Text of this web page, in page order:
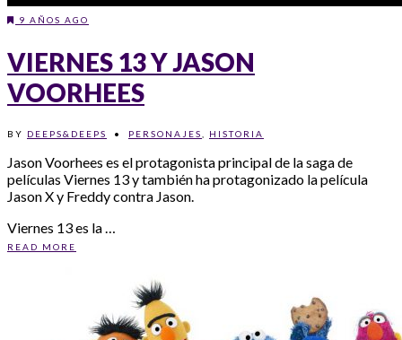
9 AÑOS AGO
VIERNES 13 Y JASON
VOORHEES
BY DEEPS&DEEPS • PERSONAJES HISTORIA
Jason Voorhees es el protagonista principal de la saga de
películas Viernes 13 y también ha protagonizado la película
Jason X y Freddy contra Jason.
Viernes 13 es la …
READ MORE